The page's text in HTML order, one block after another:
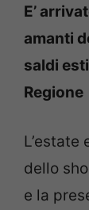
E’
amanti
saldi
Regione
dello
e la